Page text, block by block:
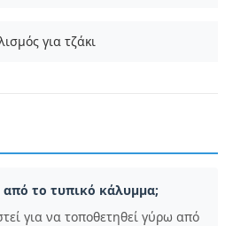
για τζάκι
το τυπικό κάλυμμα;
για να τοποθετηθεί γύρω από